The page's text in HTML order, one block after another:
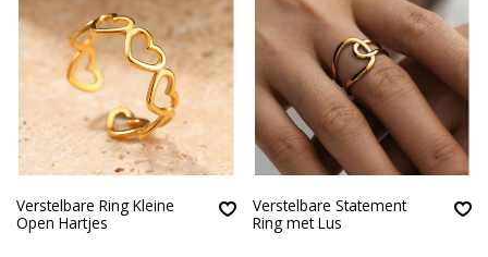
Verstelbare Ring Kleine
Open Hartjes
Verstelbare Statement
Ring met Lus